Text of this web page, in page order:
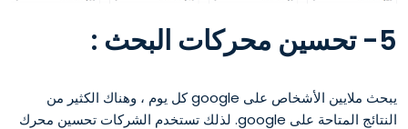
5- تحسين محركات البحث :
يبحث ملايين الأشخاص على google كل يوم ، وهناك الكثير من
النتائج المتاحة على google. لذلك تستخدم الشركات تحسين محرك